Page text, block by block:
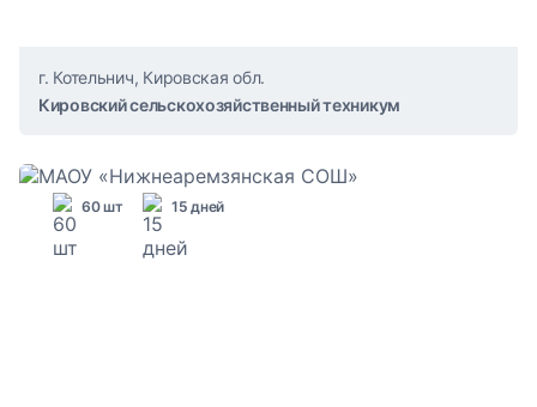
г. Котельнич, Кировская обл.
Кировский сельскохозяйственный техникум
60 шт 15 дней